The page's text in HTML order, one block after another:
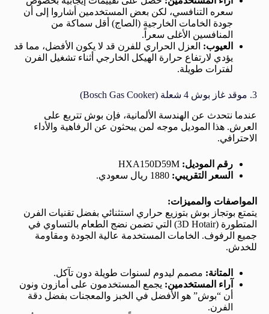
سعره التنافسي، لكن بعض المستخدمين أشاروا إلى أن
جودة الخامات الخارجية (الصاج) أقل سماكة من
المنافسين الأغلى سعراً.
العيوب: العزل الحراري للفرن قد لا يكون الأفضل، مما قد
يؤدي لارتفاع حرارة الهيكل الخارجي أثناء تشغيل الفرن
لفترات طويلة.
3. موقد غاز بوش 4 شعلة (Bosch Gas Cooker)
عندما نتحدث عن الهندسة الألمانية، فإن بوش تتربع على
العرش. هذا الموديل موجه لمن يبحثون عن الرفاهية والأداء
الاحترافي.
رقم الموديل:
السعر التقريبي:
المواصفات والمميزات:
يتمتع بوتجاز بوش بتوزيع حراري استثنائي بفضل تقنيات الفرن
المتطورة (3D Hotair) التي تضمن نضج الطعام بالتساوي في
جميع الرفوف. الخامات المستخدمة عالية الجودة ومقاومة
للخدش.
المتانة: مصمم ليدوم لسنوات طويلة دون تآكل.
آراء المستخدمين: يجمع المستخدمون على أمازون ونون
أن “بوش” هو الأفضل في الخبز والمعجنات بفضل دقة
الفرن.